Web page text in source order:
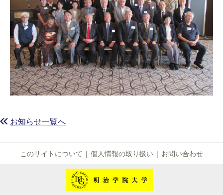
お知らせ一覧へ
このサイトについて | 個人情報の取り扱い | お問い合わせ